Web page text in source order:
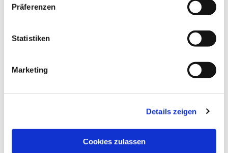
Präferenzen
Statistiken
Marketing
Details zeigen
Cookies zulassen